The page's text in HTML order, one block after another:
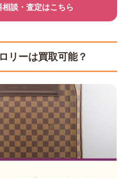
相談・査定はこちら
リーは買取可能？